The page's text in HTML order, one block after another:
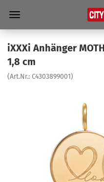
iXXXi An­hän­ger
1,8 cm
(Art.Nr.: C4303899001)